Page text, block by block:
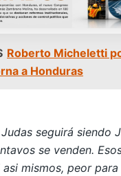
Roberto Micheletti
a Honduras
seguirá siendo
se venden.
asi mismos, peor